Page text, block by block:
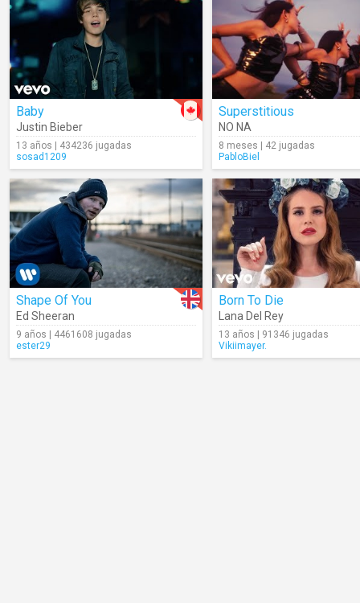
Baby
Justin Bieber
13 años | 434236 jugadas
sosad1209
Superstitious
NO NA
8 meses | 42 jugadas
PabloBiel
Shape Of You
Ed Sheeran
9 años | 4461608 jugadas
ester29
Born To Die
Lana Del Rey
13 años | 91346 jugadas
Vikiimayer.